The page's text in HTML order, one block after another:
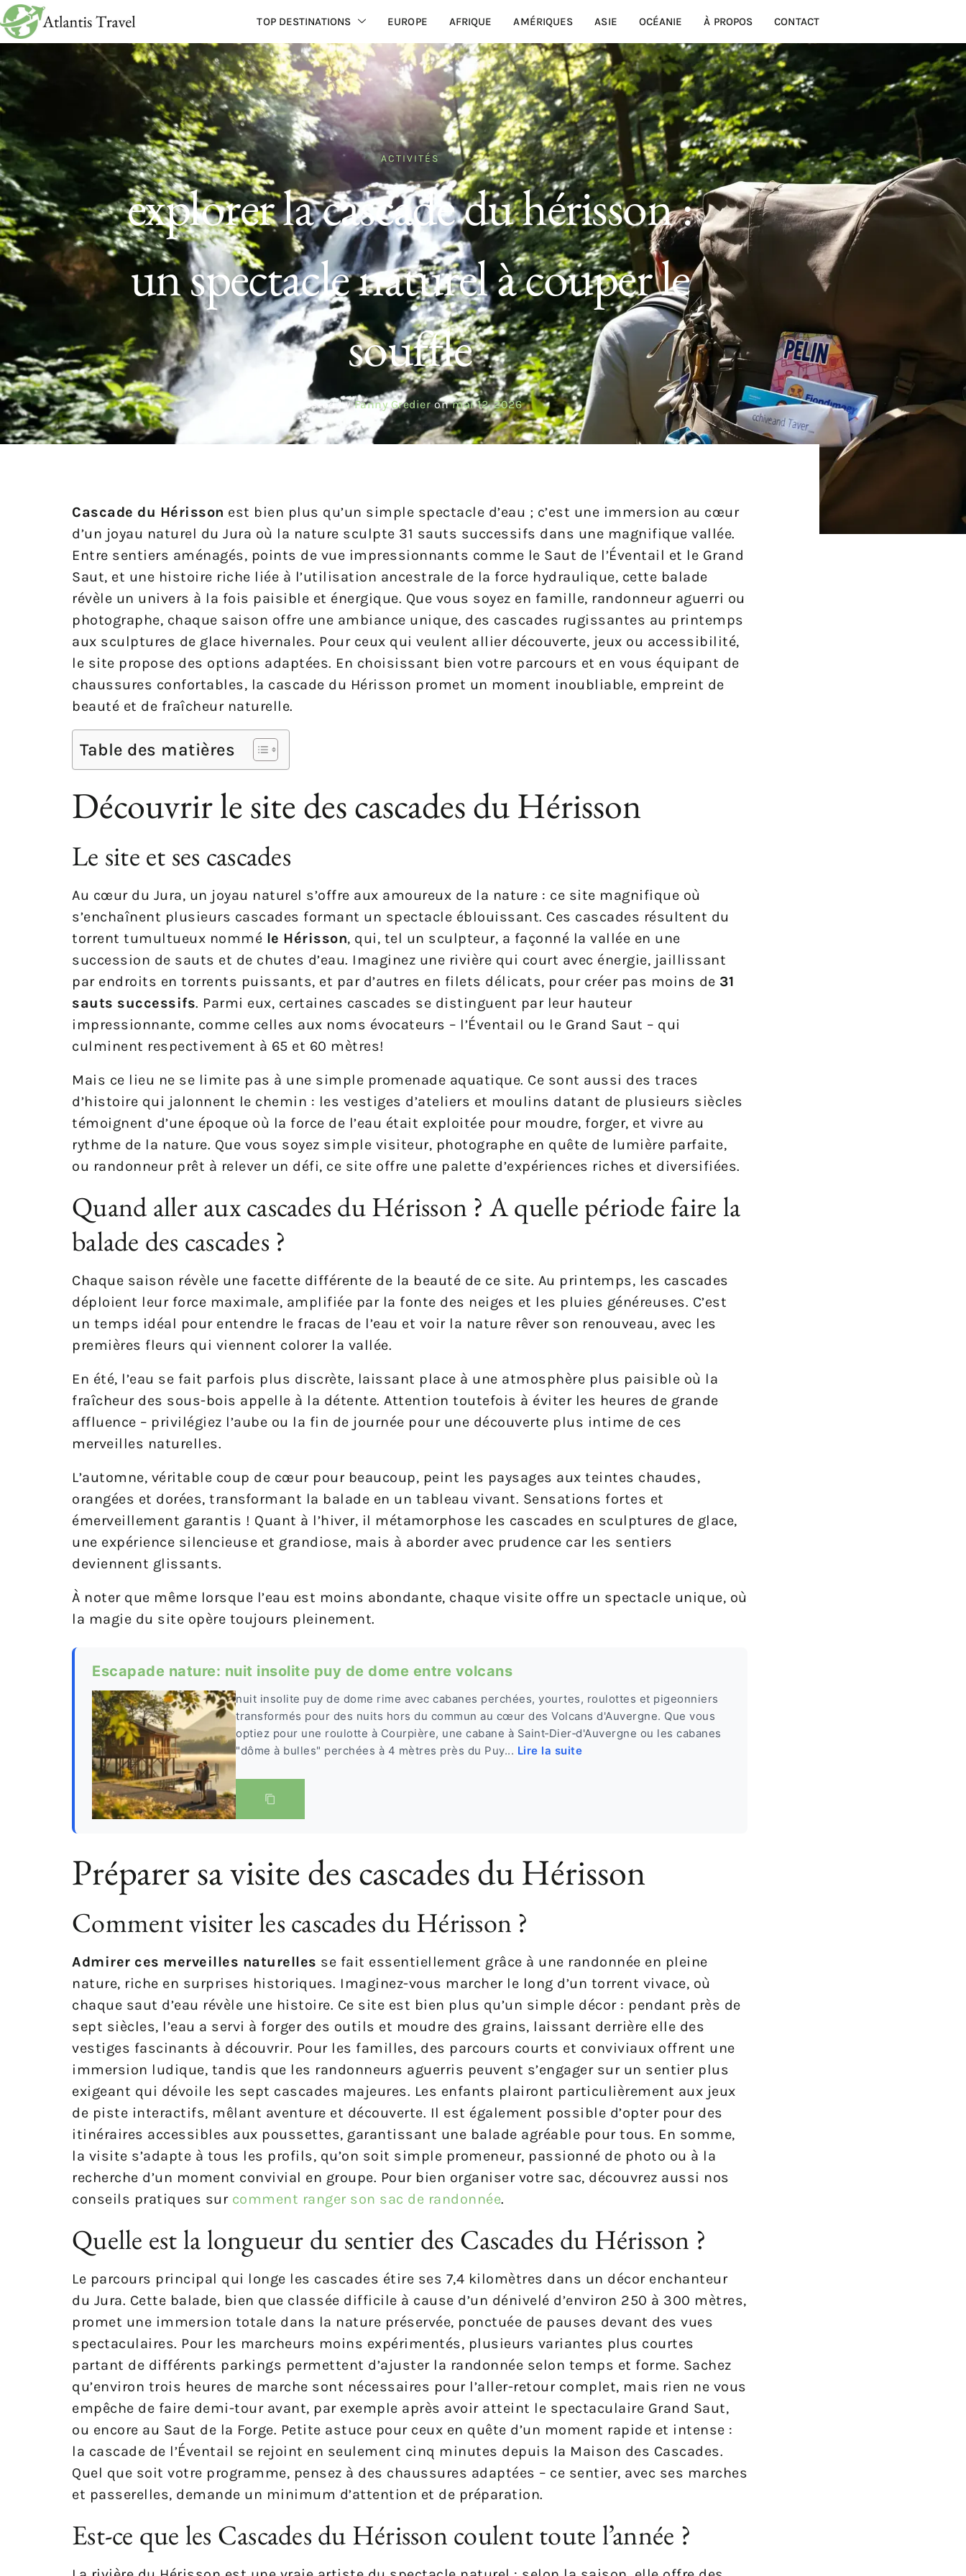
TOP DESTINATIONS EUROPE AFRIQUE AMÉRIQUES ASIE OCÉANIE À PROPOS CONTACT
ACTIVITÉS
explorer la cascade du hérisson :
un spectacle naturel à couper le
souffle
Posted by Fanny Gredier on mai 12, 2026
Cascade du Hérisson est bien plus qu’un simple spectacle d’eau ; c’est une immersion au cœur
d’un joyau naturel du Jura où la nature sculpte 31 sauts successifs dans une magnifique vallée.
Entre sentiers aménagés, points de vue impressionnants comme le Saut de l’Éventail et le Grand
Saut, et une histoire riche liée à l’utilisation ancestrale de la force hydraulique, cette balade
révèle un univers à la fois paisible et énergique. Que vous soyez en famille, randonneur aguerri ou
photographe, chaque saison offre une ambiance unique, des cascades rugissantes au printemps
aux sculptures de glace hivernales. Pour ceux qui veulent allier découverte, jeux ou accessibilité,
le site propose des options adaptées. En choisissant bien votre parcours et en vous équipant de
chaussures confortables, la cascade du Hérisson promet un moment inoubliable, empreint de
beauté et de fraîcheur naturelle.
Table des matières
Découvrir le site des cascades du Hérisson
Le site et ses cascades
Au cœur du Jura, un joyau naturel s’offre aux amoureux de la nature : ce site magnifique où
s’enchaînent plusieurs cascades formant un spectacle éblouissant. Ces cascades résultent du
torrent tumultueux nommé le Hérisson, qui, tel un sculpteur, a façonné la vallée en une
succession de sauts et de chutes d’eau. Imaginez une rivière qui court avec énergie, jaillissant
par endroits en torrents puissants, et par d’autres en filets délicats, pour créer pas moins de 31
sauts successifs. Parmi eux, certaines cascades se distinguent par leur hauteur
impressionnante, comme celles aux noms évocateurs – l’Éventail ou le Grand Saut – qui
culminent respectivement à 65 et 60 mètres!
Mais ce lieu ne se limite pas à une simple promenade aquatique. Ce sont aussi des traces
d’histoire qui jalonnent le chemin : les vestiges d’ateliers et moulins datant de plusieurs siècles
témoignent d’une époque où la force de l’eau était exploitée pour moudre, forger, et vivre au
rythme de la nature. Que vous soyez simple visiteur, photographe en quête de lumière parfaite,
ou randonneur prêt à relever un défi, ce site offre une palette d’expériences riches et diversifiées.
Quand aller aux cascades du Hérisson ? A quelle période faire la
balade des cascades ?
Chaque saison révèle une facette différente de la beauté de ce site. Au printemps, les cascades
déploient leur force maximale, amplifiée par la fonte des neiges et les pluies généreuses. C’est
un temps idéal pour entendre le fracas de l’eau et voir la nature rêver son renouveau, avec les
premières fleurs qui viennent colorer la vallée.
En été, l’eau se fait parfois plus discrète, laissant place à une atmosphère plus paisible où la
fraîcheur des sous-bois appelle à la détente. Attention toutefois à éviter les heures de grande
affluence – privilégiez l’aube ou la fin de journée pour une découverte plus intime de ces
merveilles naturelles.
L’automne, véritable coup de cœur pour beaucoup, peint les paysages aux teintes chaudes,
orangées et dorées, transformant la balade en un tableau vivant. Sensations fortes et
émerveillement garantis ! Quant à l’hiver, il métamorphose les cascades en sculptures de glace,
une expérience silencieuse et grandiose, mais à aborder avec prudence car les sentiers
deviennent glissants.
À noter que même lorsque l’eau est moins abondante, chaque visite offre un spectacle unique, où
la magie du site opère toujours pleinement.
Escapade nature: nuit insolite puy de dome entre volcans
nuit insolite puy de dome rime avec cabanes perchées, yourtes, roulottes et pigeonniers
transformés pour des nuits hors du commun au cœur des Volcans d'Auvergne. Que vous
optiez pour une roulotte à Courpière, une cabane à Saint‑Dier‑d'Auvergne ou les cabanes
"dôme à bulles" perchées à 4 mètres près du Puy... Lire la suite
Préparer sa visite des cascades du Hérisson
Comment visiter les cascades du Hérisson ?
Admirer ces merveilles naturelles se fait essentiellement grâce à une randonnée en pleine
nature, riche en surprises historiques. Imaginez-vous marcher le long d’un torrent vivace, où
chaque saut d’eau révèle une histoire. Ce site est bien plus qu’un simple décor : pendant près de
sept siècles, l’eau a servi à forger des outils et moudre des grains, laissant derrière elle des
vestiges fascinants à découvrir. Pour les familles, des parcours courts et conviviaux offrent une
immersion ludique, tandis que les randonneurs aguerris peuvent s’engager sur un sentier plus
exigeant qui dévoile les sept cascades majeures. Les enfants plairont particulièrement aux jeux
de piste interactifs, mêlant aventure et découverte. Il est également possible d’opter pour des
itinéraires accessibles aux poussettes, garantissant une balade agréable pour tous. En somme,
la visite s’adapte à tous les profils, qu’on soit simple promeneur, passionné de photo ou à la
recherche d’un moment convivial en groupe. Pour bien organiser votre sac, découvrez aussi nos
conseils pratiques sur comment ranger son sac de randonnée.
Quelle est la longueur du sentier des Cascades du Hérisson ?
Le parcours principal qui longe les cascades étire ses 7,4 kilomètres dans un décor enchanteur
du Jura. Cette balade, bien que classée difficile à cause d’un dénivelé d’environ 250 à 300 mètres,
promet une immersion totale dans la nature préservée, ponctuée de pauses devant des vues
spectaculaires. Pour les marcheurs moins expérimentés, plusieurs variantes plus courtes
partant de différents parkings permettent d’ajuster la randonnée selon temps et forme. Sachez
qu’environ trois heures de marche sont nécessaires pour l’aller-retour complet, mais rien ne vous
empêche de faire demi-tour avant, par exemple après avoir atteint le spectaculaire Grand Saut,
ou encore au Saut de la Forge. Petite astuce pour ceux en quête d’un moment rapide et intense :
la cascade de l’Éventail se rejoint en seulement cinq minutes depuis la Maison des Cascades.
Quel que soit votre programme, pensez à des chaussures adaptées – ce sentier, avec ses marches
et passerelles, demande un minimum d’attention et de préparation.
Est-ce que les Cascades du Hérisson coulent toute l’année ?